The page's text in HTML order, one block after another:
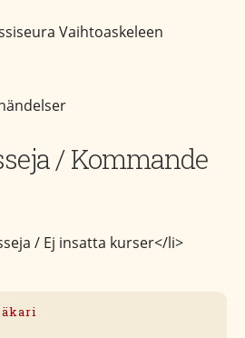
Vaihtoaskeleen
/ Kommande
/ Ej insatta kurser</li>